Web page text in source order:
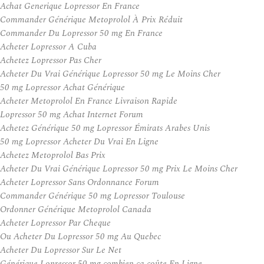
Achat Generique Lopressor En France
Commander Générique Metoprolol À Prix Réduit
Commander Du Lopressor 50 mg En France
Acheter Lopressor A Cuba
Achetez Lopressor Pas Cher
Acheter Du Vrai Générique Lopressor 50 mg Le Moins Cher
50 mg Lopressor Achat Générique
Acheter Metoprolol En France Livraison Rapide
Lopressor 50 mg Achat Internet Forum
Achetez Générique 50 mg Lopressor Émirats Arabes Unis
50 mg Lopressor Acheter Du Vrai En Ligne
Achetez Metoprolol Bas Prix
Acheter Du Vrai Générique Lopressor 50 mg Prix Le Moins Cher
Acheter Lopressor Sans Ordonnance Forum
Commander Générique 50 mg Lopressor Toulouse
Ordonner Générique Metoprolol Canada
Acheter Lopressor Par Cheque
Ou Acheter Du Lopressor 50 mg Au Quebec
Acheter Du Lopressor Sur Le Net